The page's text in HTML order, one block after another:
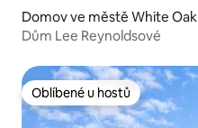
Domov ve městě White Oak
Dům Lee Reynoldsové
Oblíbené u hostů
Oblíbené u hostů